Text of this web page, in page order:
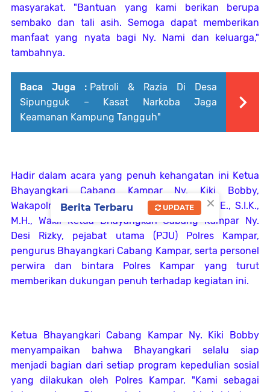
masyarakat. "Bantuan yang kami berikan berupa
sembako dan tali asih. Semoga dapat memberikan
manfaat yang nyata bagi Ny. Nami dan keluarga,"
tambahnya.
Baca Juga : Patroli & Razia Di Desa
Sipungguk – Kasat Narkoba Jaga
Keamanan Kampung Tangguh"
Hadir dalam acara yang penuh kehangatan ini Ketua
Bhayangkari Cabang Kampar Ny. Kiki Bobby,
Wakapolres Kampar Kompol Rizky Hidayat, S.E., S.I.K.,
M.H., Wakil Ketua Bhayangkari Cabang Kampar Ny.
Desi Rizky, pejabat utama (PJU) Polres Kampar,
pengurus Bhayangkari Cabang Kampar, serta personel
perwira dan bintara Polres Kampar yang turut
memberikan dukungan penuh terhadap kegiatan ini.
Ketua Bhayangkari Cabang Kampar Ny. Kiki Bobby
menyampaikan bahwa Bhayangkari selalu siap
menjadi bagian dari setiap program kepedulian sosial
yang dilakukan oleh Polres Kampar. "Kami sebagai
×
Berita Terbaru UPDATE